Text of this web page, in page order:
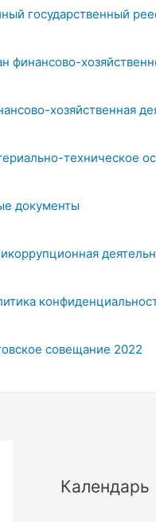
государственный
финансово-
хозяйственная
техническое
документы
совещание 2022
Календарь